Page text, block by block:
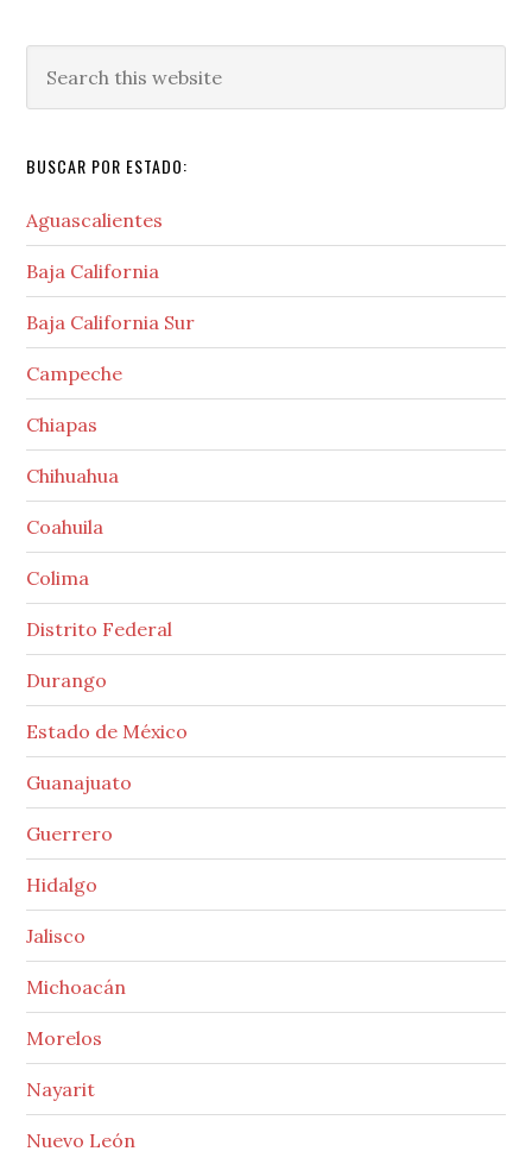
this
BUSCAR POR ESTADO:
Aguascalientes
Baja California
Baja California Sur
Campeche
Chiapas
Chihuahua
Coahuila
Colima
Distrito Federal
Durango
Estado de México
Guanajuato
Guerrero
Hidalgo
Jalisco
Michoacán
Morelos
Nayarit
Nuevo León